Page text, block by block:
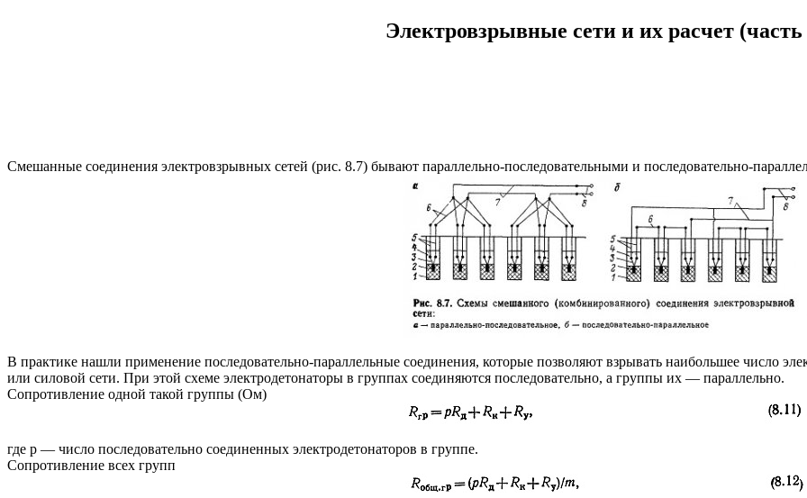
Электровзрывные сети и их расчет (часть
Смешанные соединения электровзрывных сетей (рис. 8.7) бывают параллельно-последовательными и последовательно-
В практике нашли применение последовательно-параллельные соединения, которые позволяют взрывать наибольшее число
или силовой сети. При этой схеме электродетонаторы в группах соединяются последовательно, а группы их — параллельно.
Сопротивление одной такой группы (Ом)
где р — число последовательно соединенных электродетонаторов в группе.
Сопротивление всех групп